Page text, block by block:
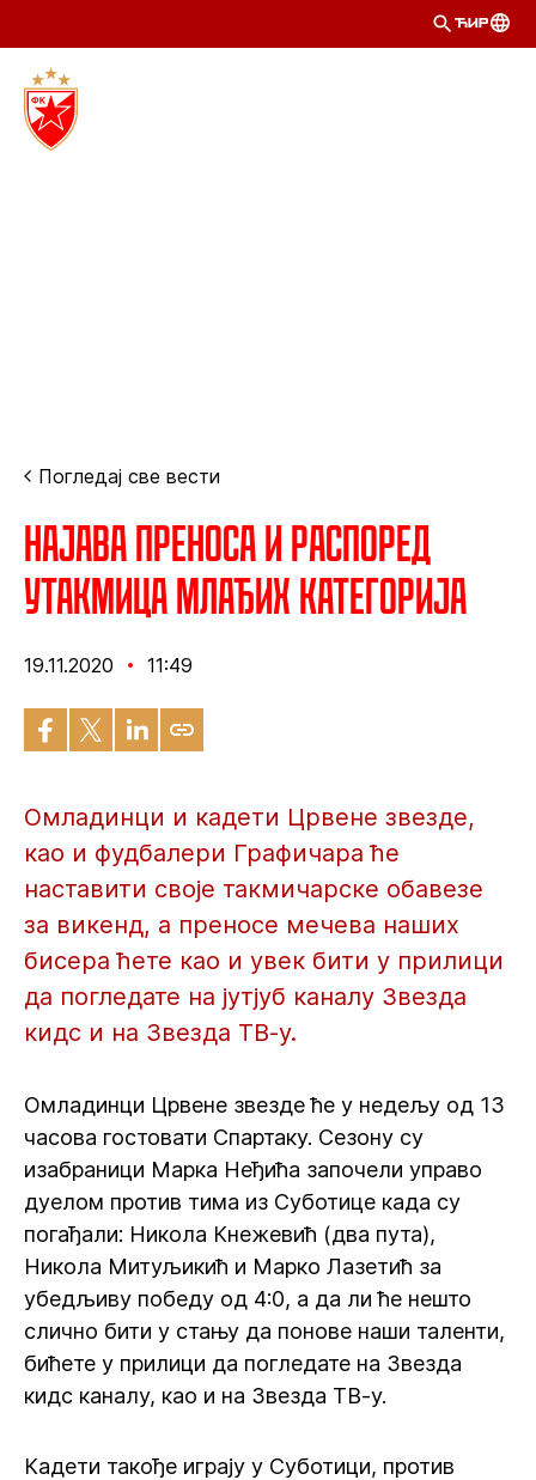
ЋИР
Погледај све вести
Најава преноса и распоред
утакмица млађих категорија
19.11.2020 11:49
Омладинци и кадети Црвене звезде,
као и фудбалери Графичара ће
наставити своје такмичарске обавезе
за викенд, а преносе мечева наших
бисера ћете као и увек бити у прилици
да погледате на јутјуб каналу Звезда
кидс и на Звезда ТВ-у.
Омладинци Црвене звезде ће у недељу од 13
часова гостовати Спартаку. Сезону су
изабраници Марка Неђића започели управо
дуелом против тима из Суботице када су
погађали: Никола Кнежевић (два пута),
Никола Митуљикић и Марко Лазетић за
убедљиву победу од 4:0, а да ли ће нешто
слично бити у стању да понове наши таленти,
бићете у прилици да погледате на Звезда
кидс каналу, као и на Звезда ТВ-у.
Кадети такође играју у Суботици, против